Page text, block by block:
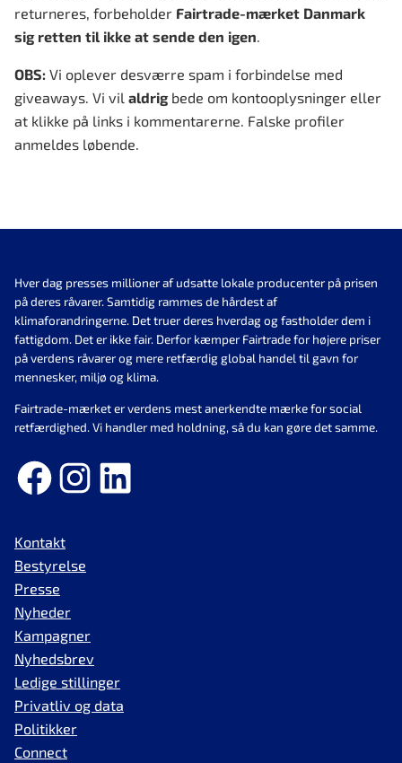
returneres, forbeholder Fairtrade-mærket Danmark
sig retten til ikke at sende den igen.
OBS: Vi oplever desværre spam i forbindelse med
giveaways. Vi vil aldrigbede om kontooplysninger eller
at klikke på links i kommentarerne. Falske profiler
anmeldes løbende.
Hver dag presses millioner af udsatte lokale producenter på prisen
på deres råvarer. Samtidig rammes de hårdest af
klimaforandringerne. Det truer deres hverdag og fastholder dem i
fattigdom. Det er ikke fair. Derfor kæmper Fairtrade for højere priser
på verdens råvarer og mere retfærdig global handel til gavn for
mennesker, miljø og klima.
Fairtrade-mærket er verdens mest anerkendte mærke for social
retfærdighed. Vi handler med holdning, så du kan gøre det samme.
Facebook Instagram LinkedIn
Kontakt
Bestyrelse
Presse
Nyheder
Kampagner
Nyhedsbrev
Ledige stillinger
Privatliv og data
Politikker
Connect